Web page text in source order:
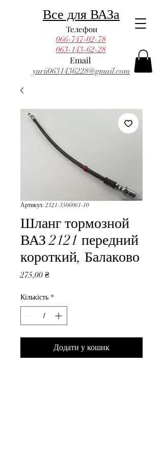
Email
Телефон
yurii0631436228@gmail.com
066-747-02-78
Все для ВАЗа
063-143-62-28
Артикул: 2121-3506061-10
Шланг тормозной
ВАЗ 2121 передний
короткий, Балаково
275,00 ₴Ціна
Кількість *
Додати у кошик